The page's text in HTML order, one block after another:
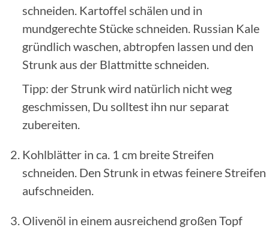
schneiden. Kartoffel schälen und in
mundgerechte Stücke schneiden. Russian Kale
gründlich waschen, abtropfen lassen und den
Strunk aus der Blattmitte schneiden.
Tipp: der Strunk wird natürlich nicht weg
geschmissen, Du solltest ihn nur separat
zubereiten.
Kohlblätter in ca. 1 cm breite Streifen
schneiden. Den Strunk in etwas feinere Streifen
aufschneiden.
Olivenöl in einem ausreichend großen Topf